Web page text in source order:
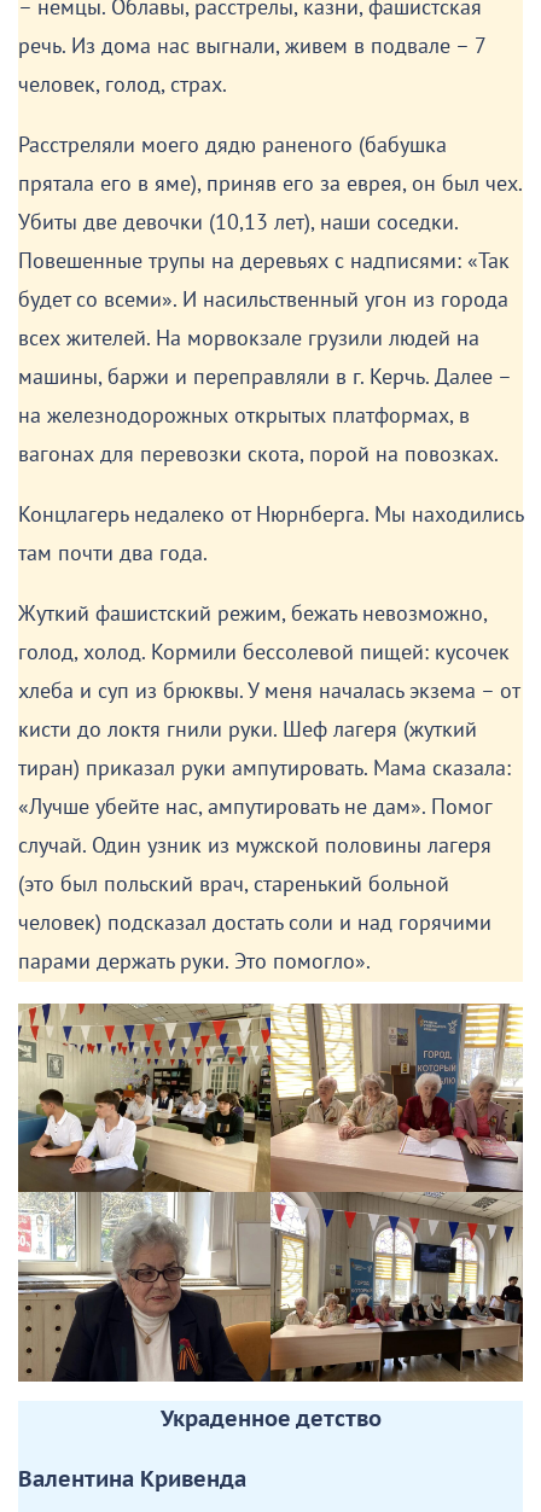
– немцы. Облавы, расстрелы, казни, фашистская
речь. Из дома нас выгнали, живем в подвале – 7
человек, голод, страх.
Расстреляли моего дядю раненого (бабушка
прятала его в яме), приняв его за еврея, он был чех.
Убиты две девочки (10,13 лет), наши соседки.
Повешенные трупы на деревьях с надписями: «Так
будет со всеми». И насильственный угон из города
всех жителей. На морвокзале грузили людей на
машины, баржи и переправляли в г. Керчь. Далее –
на железнодорожных открытых платформах, в
вагонах для перевозки скота, порой на повозках.
Концлагерь недалеко от Нюрнберга. Мы находились
там почти два года.
Жуткий фашистский режим, бежать невозможно,
голод, холод. Кормили бессолевой пищей: кусочек
хлеба и суп из брюквы. У меня началась экзема – от
кисти до локтя гнили руки. Шеф лагеря (жуткий
тиран) приказал руки ампутировать. Мама сказала:
«Лучше убейте нас, ампутировать не дам». Помог
случай. Один узник из мужской половины лагеря
(это был польский врач, старенький больной
человек) подсказал достать соли и над горячими
парами держать руки. Это помогло».
Украденное детство
Валентина Кривенда